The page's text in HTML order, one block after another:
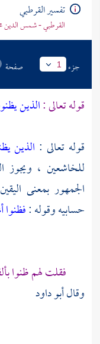
تفسير القرطبي
القرطبي - شمس الدين
جزء 1 صفحة
قوله تعالى :الذين
قوله تعالى : الذين
للخاشعين ، ويجوز
الجمهور بمعنى
حسابيه وقوله :فظنوا
فقلت لهم ظنوا
وقالأبو داود